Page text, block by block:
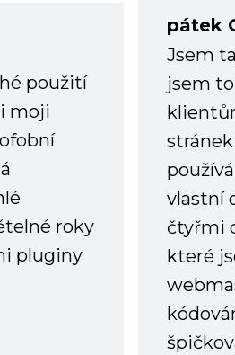
použití
moji
roky
pluginy
pátek
Jsem
jsem
vlastní
čtyřmi
které